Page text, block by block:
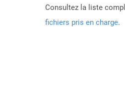
Consultez la liste
fichiers pris en charge.